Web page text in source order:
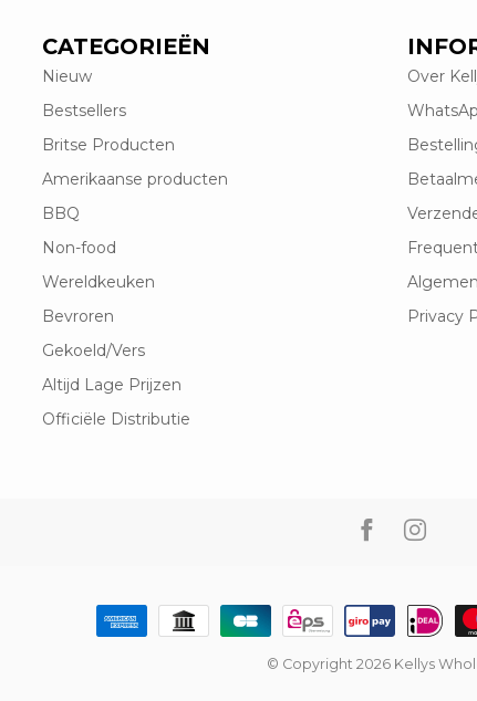
CATEGORIEËN
Nieuw
Bestsellers
Britse Producten
Amerikaanse producten
BBQ
Non-food
Wereldkeuken
Bevroren
Gekoeld/Vers
Altijd Lage Prijzen
Officiële Distributie
Over
Privacy
© Copyright 2026 Kellys